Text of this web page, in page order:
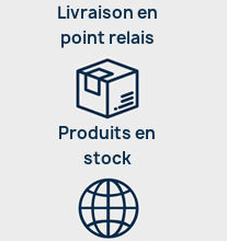
Livraison en
point relais
Produits en
stock